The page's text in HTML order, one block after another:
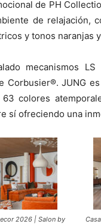
de PH
de relajación,
y tonos naranjas
mecanismos
Corbusier®. JUNG
colores
sí ofreciendo una
2026 | Salon by